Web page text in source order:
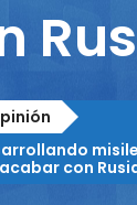
acabar con